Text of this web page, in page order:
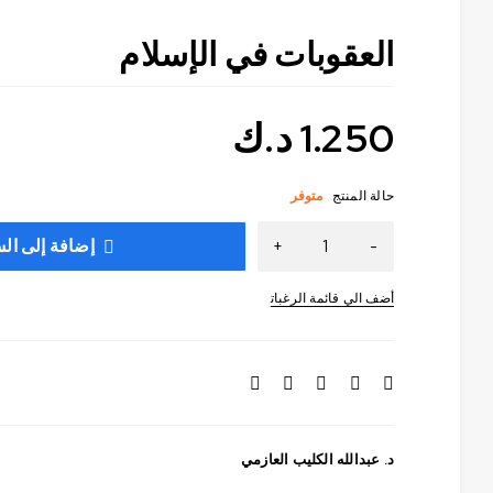
العقوبات في الإسلام
د. عبدالله الكليب العازمي
1.250د.ك
حالة المنتج متوفر
إضافة إلى